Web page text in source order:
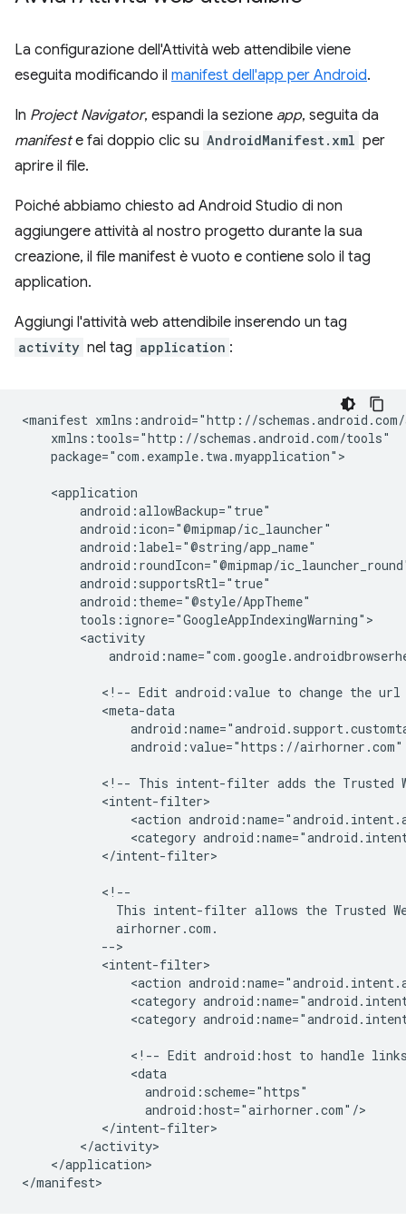
La configurazione dell'Attività web attendibile viene
eseguita modificando il manifest dell'app per Android.
In Project Navigator, espandi la sezione app, seguita da
manifeste fai doppio clic su AndroidManifest.xml per
aprire il file.
Poiché abbiamo chiesto ad Android Studio di non
aggiungere attività al nostro progetto durante la sua
creazione, il file manifest è vuoto e contiene solo il tag
application.
Aggiungi l'attività web attendibile inserendo un tag
activity nel tag application :
<manifest
package="com.example.twa.myapplication">
<!-- Edit android:value to change the url
android:value="https://airhorner.com"
<!-- This intent-filter adds the Trusted
<action
<category
</intent-filter>
This intent-filter allows the Trusted
<action
<category
<category
<!-- Edit android:host to handle
</application>